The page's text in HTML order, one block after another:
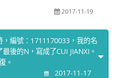
2017-11-19
編號：1711170033，我的名
後的N，寫成了CUI JIANXI。
。
2017-11-17